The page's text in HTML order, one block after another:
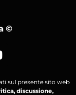
©
sul presente sito web
discussione,